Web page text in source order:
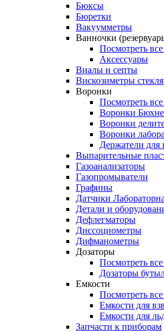
Бюксы
Бюретки
Вакуумметры
Ванночки
Посмотреть
Аксессуары
Виалы и септы
Вискозиметры
Воронки
Посмотреть
Воронки
Воронки
Воронки
Держатели для
Выпарительные
Газоанализаторы
Газопромыватели
Графины
Датчики
Детали и
Дефлегматоры
Диссоциометры
Дифманометры
Дозаторы
Посмотреть
Дозаторы
Емкости
Посмотреть
Емкости для
Емкости для
Запчасти к приборам